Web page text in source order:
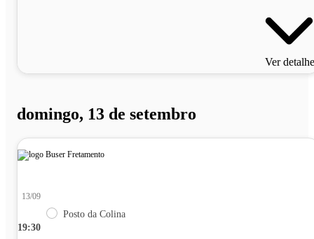
Ver
domingo, 13 de setembro
19:30
13/09
Posto da Colina